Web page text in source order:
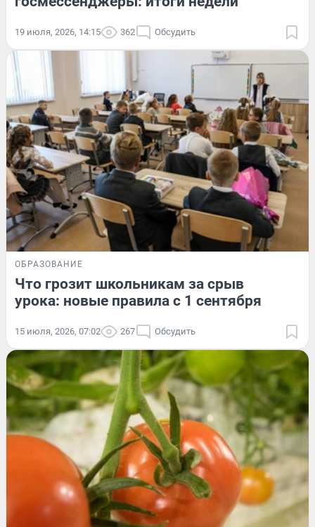
19 июля, 2026, 14:15 362 Обсудить
ОБРАЗОВАНИЕ
Что грозит школьникам за срыв
урока: новые правила с 1 сентября
15 июля, 2026, 07:02 267 Обсудить